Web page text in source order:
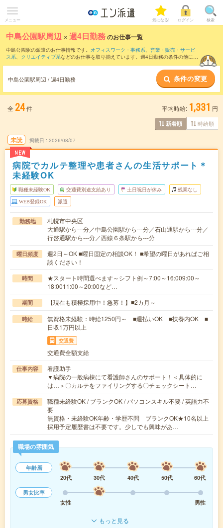
メニュー 気になる! ログイン 検索
中島公園駅周辺 ×週4日勤務のお仕事一覧
中島公園駅の派遣のお仕事情報です。 オフィスワーク・事務系、 営業・販売・サービ
ス系、 クリエイティブ系などのお仕事を取り揃えています。週4日勤務の条件の他に、
中島公園駅周辺 / 週4日勤務 条件の変更
全 24件 平均時給: 1,331 円
新着順 時給順
未読
NEW
掲載日 2026/08/07
病院でカルテ整理や患者さんの生活サポート＊
未経験OK
職種未経験OK 交通費別途支給あり 土日祝日が休み 残業なし
WEB登録OK 派遣
勤務地
札幌市中央区
大通駅から---分／中島公園駅から---分／石山通駅から---分／
行啓通駅から---分／西線６条駅から---分
曜日頻度
週2日～OK ■曜日固定の相談OK！ ■希望の曜日があればご相
談ください！
時間
★スタート時間選べます～シフト例～7:00～16:009:00～
18:0011:00～20:00など…
期間 【現在も積極採用中！急募！】■2カ月～
時給
無資格未経験：時給1250円～ ■週払いOK ■扶養内OK ■
日収1万円以上
交通費
交通費全額支給
仕事内容
看護助手
▼病院の一般病棟にて看護師さんのサポート！＜具体的に
は…＞〇カルテをファイリングする〇チェックシート…
応募資格
職種未経験OK / ブランクOK / パソコンスキル不要 / 英語力不
要
無資格・未経験OK年齢・学歴不問 ブランクOK★10名以上
採用予定履歴書は不要です。少しでも興味があ…
職場の雰囲気
年齢層
20代
30代 40代 50代
60代
男女比率
女性
男性
もっと見る